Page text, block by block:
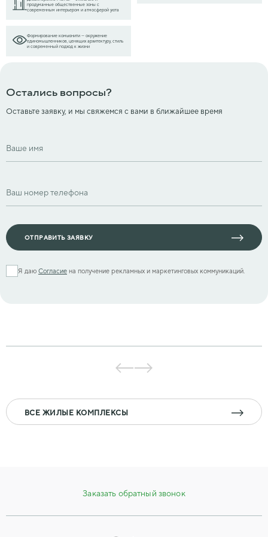
продуманные общественные зоны с
современным интерьером и атмосферой уюта
Формирование комьюнити — окружение
единомышленников, ценящих архитектуру, стиль
и современный подход к жизни
Остались вопросы?
Оставьте заявку, и мы свяжемся с вами в ближайшее время
Ваше имя
Ваш номер телефона
ОТПРАВИТЬ ЗАЯВКУ
Я даю Согласие на получение рекламных и маркетинговых коммуникаций.
ВСЕ ЖИЛЫЕ КОМПЛЕКСЫ
Заказать обратный звонок